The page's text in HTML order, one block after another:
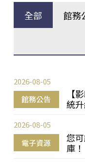
全部 館務
館務公告
【
統
2026-08-05
電子資源
您
庫！
2026-08-05